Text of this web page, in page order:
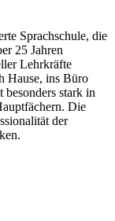
Sprachschule, die
25 Jahren
Lehrkräfte
Hause, ins Büro
besonders stark in
Die
der